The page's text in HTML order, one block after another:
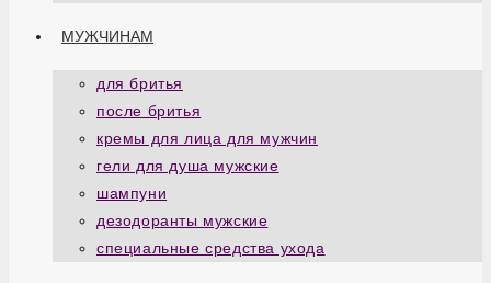
МУЖЧИНАМ
для бритья
после бритья
кремы для лица для мужчин
гели для душа мужские
шампуни
дезодоранты мужские
специальные средства ухода